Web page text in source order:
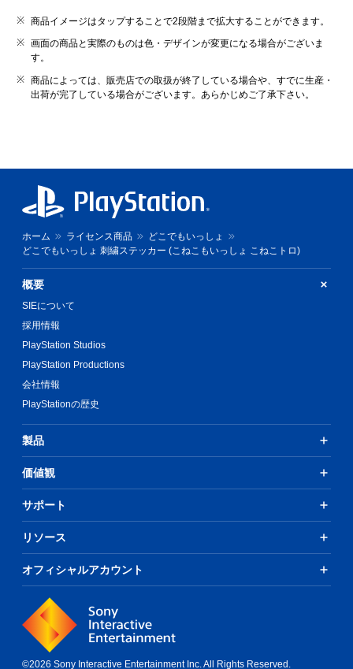
商品イメージはタップすることで2段階まで拡大することができます。
画面の商品と実際のものは色・デザインが変更になる場合がございま
す。
商品によっては、販売店での取扱が終了している場合や、すでに生産・
出荷が完了している場合がございます。あらかじめご了承下さい。
ホーム ライセンス商品
どこでもいっしょ
どこでもいっしょ 刺繍ステッカー (こねこもいっしょ こねこトロ)
概要
SIEについて
採用情報
PlayStation Studios
PlayStation Productions
会社情報
PlayStationの歴史
製品
価値観
サポート
リソース
オフィシャルアカウント
©2026 Sony Interactive Entertainment Inc. All Rights Reserved.